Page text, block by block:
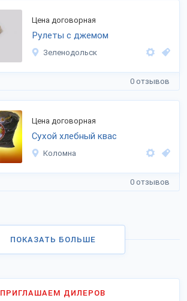
Цена договорная
Рулеты с джемом
Зеленодольск
0 отзывов
Цена договорная
Сухой хлебный квас
Коломна
0 отзывов
ПОКАЗАТЬ БОЛЬШЕ
ПРИГЛАШАЕМ ДИЛЕРОВ